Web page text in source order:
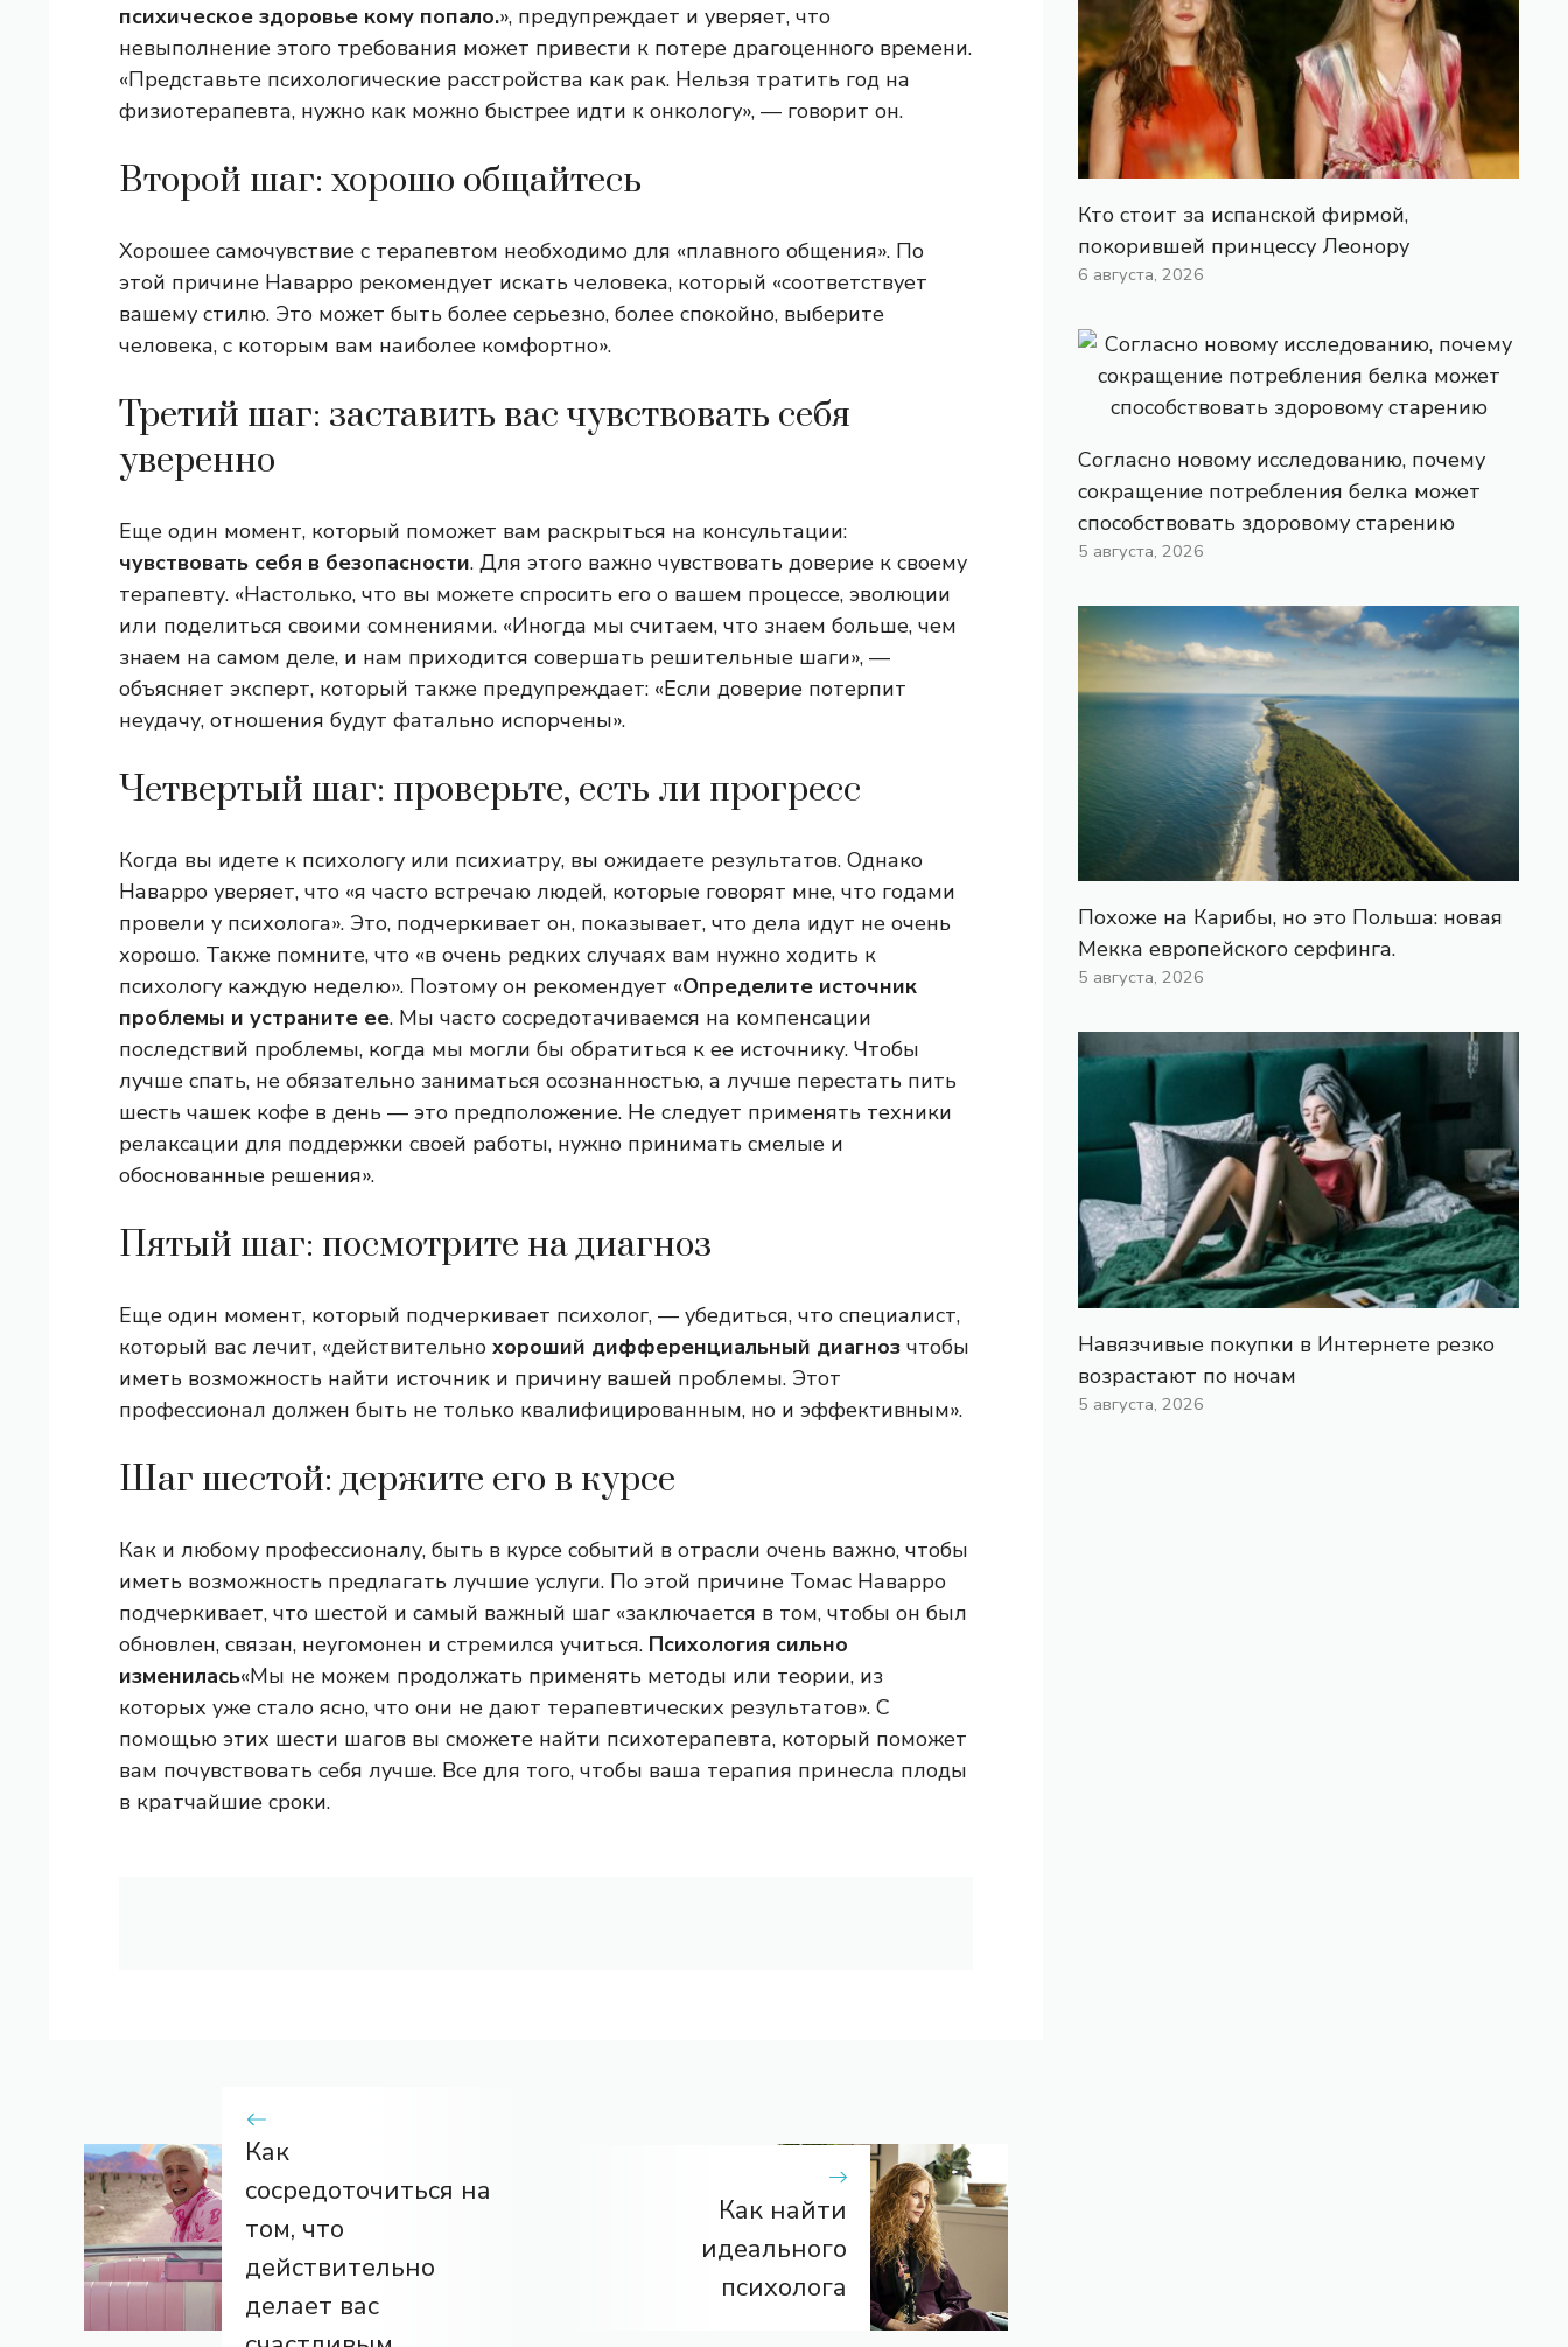
психическое здоровье кому попало.», предупреждает и уверяет, что
невыполнение этого требования может привести к потере драгоценного времени.
«Представьте психологические расстройства как рак. Нельзя тратить год на
физиотерапевта, нужно как можно быстрее идти к онкологу», — говорит он.
Второй шаг: хорошо общайтесь
Хорошее самочувствие с терапевтом необходимо для «плавного общения». По
этой причине Наварро рекомендует искать человека, который «соответствует
вашему стилю. Это может быть более серьезно, более спокойно, выберите
человека, с которым вам наиболее комфортно».
Третий шаг: заставить вас чувствовать себя
уверенно
Еще один момент, который поможет вам раскрыться на консультации:
чувствовать себя в безопасности. Для этого важно чувствовать доверие к своему
терапевту. «Настолько, что вы можете спросить его о вашем процессе, эволюции
или поделиться своими сомнениями. «Иногда мы считаем, что знаем больше, чем
знаем на самом деле, и нам приходится совершать решительные шаги», —
объясняет эксперт, который также предупреждает: «Если доверие потерпит
неудачу, отношения будут фатально испорчены».
Четвертый шаг: проверьте, есть ли прогресс
Когда вы идете к психологу или психиатру, вы ожидаете результатов. Однако
Наварро уверяет, что «я часто встречаю людей, которые говорят мне, что годами
провели у психолога». Это, подчеркивает он, показывает, что дела идут не очень
хорошо. Также помните, что «в очень редких случаях вам нужно ходить к
психологу каждую неделю». Поэтому он рекомендует «Определите источник
проблемы и устраните ее. Мы часто сосредотачиваемся на компенсации
последствий проблемы, когда мы могли бы обратиться к ее источнику. Чтобы
лучше спать, не обязательно заниматься осознанностью, а лучше перестать пить
шесть чашек кофе в день — это предположение. Не следует применять техники
релаксации для поддержки своей работы, нужно принимать смелые и
обоснованные решения».
Пятый шаг: посмотрите на диагноз
Еще один момент, который подчеркивает психолог, — убедиться, что специалист,
который вас лечит, «действительно хороший дифференциальный диагноз чтобы
иметь возможность найти источник и причину вашей проблемы. Этот
профессионал должен быть не только квалифицированным, но и эффективным».
Шаг шестой: держите его в курсе
Как и любому профессионалу, быть в курсе событий в отрасли очень важно, чтобы
иметь возможность предлагать лучшие услуги. По этой причине Томас Наварро
подчеркивает, что шестой и самый важный шаг «заключается в том, чтобы он был
обновлен, связан, неугомонен и стремился учиться. Психология сильно
изменилась«Мы не можем продолжать применять методы или теории, из
которых уже стало ясно, что они не дают терапевтических результатов». С
помощью этих шести шагов вы сможете найти психотерапевта, который поможет
вам почувствовать себя лучше. Все для того, чтобы ваша терапия принесла плоды
в кратчайшие сроки.
Как
сосредоточиться на
том, что
действительно
делает вас
Как найти
идеального
психолога
Кто стоит за испанской фирмой,
покорившей принцессу Леонору
6 августа, 2026
Согласно новому исследованию, почему
сокращение потребления белка может
способствовать здоровому старению
5 августа, 2026
Похоже на Карибы, но это Польша: новая
Мекка европейского серфинга.
5 августа, 2026
Навязчивые покупки в Интернете резко
возрастают по ночам
5 августа, 2026